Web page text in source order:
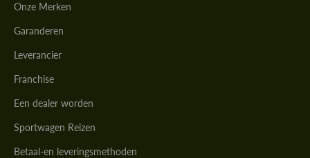
Onze Merken
Garanderen
Leverancier
Franchise
Een dealer worden
Sportwagen Reizen
Betaal-en leveringsmethoden